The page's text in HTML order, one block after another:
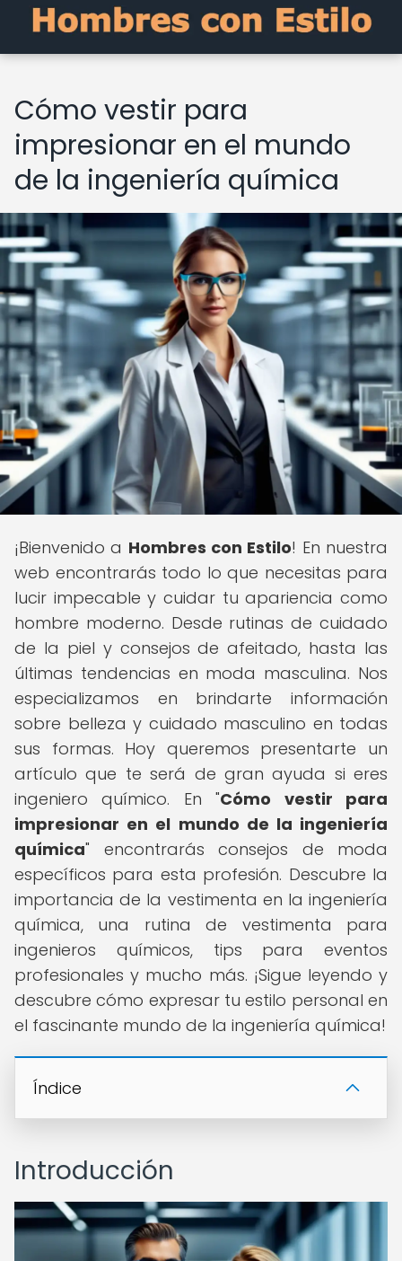
Cómo vestir para
impresionar en el mundo
de la ingeniería química
¡Bienvenido a Hombres con Estilo! En nuestra
web encontrarás todo lo que necesitas para
lucir impecable y cuidar tu apariencia como
hombre moderno. Desde rutinas de cuidado
de la piel y consejos de afeitado, hasta las
últimas tendencias en moda masculina. Nos
especializamos en brindarte información
sobre belleza y cuidado masculino en todas
sus formas. Hoy queremos presentarte un
artículo que te será de gran ayuda si eres
ingeniero químico. En "Cómo vestir para
impresionar en el mundo de la ingeniería
química" encontrarás consejos de moda
específicos para esta profesión. Descubre la
importancia de la vestimenta en la ingeniería
química, una rutina de vestimenta para
ingenieros químicos, tips para eventos
profesionales y mucho más. ¡Sigue leyendo y
descubre cómo expresar tu estilo personal en
el fascinante mundo de la ingeniería química!
Índice
Introducción